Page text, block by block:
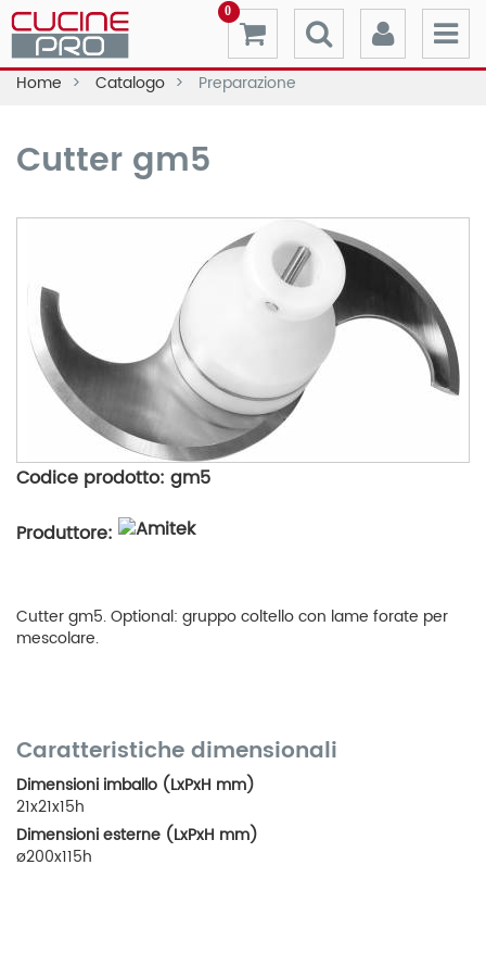
0
Home Catalogo Preparazione
Cutter gm5
Codice prodotto: gm5
Produttore:
Cutter gm5. Optional: gruppo coltello con lame forate per
mescolare.
Caratteristiche dimensionali
Dimensioni imballo (LxPxH mm)
21x21x15h
Dimensioni esterne (LxPxH mm)
ø200x115h